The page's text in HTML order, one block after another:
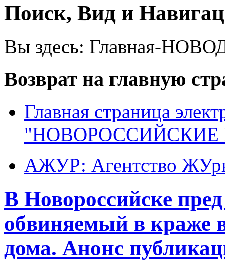
Поиск, Вид и
Вы здесь: Главная-
Возврат на главную
Главная страница
"НОВОРОССИЙСКИЕ
АЖУР: Агентство
В Новороссийске
обвиняемый в краже
дома. Анонс